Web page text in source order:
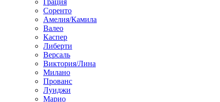
Грация
Соренто
Амелия/Камила
Валео
Каспер
Либерти
Версаль
Виктория/Лина
Милано
Прованс
Луиджи
Марио